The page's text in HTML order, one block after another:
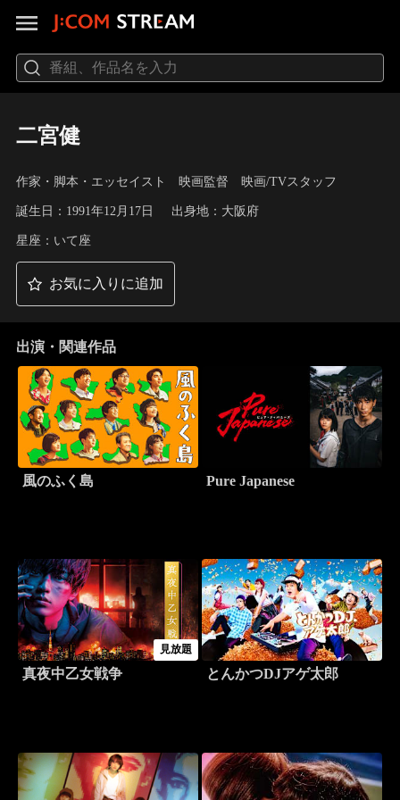
二宮健
作家・脚本・エッセイスト 映画監督 映画/TVスタッフ
誕生日：1991年12月17日 出身地：大阪府
星座：いて座
お気に入りに追加
出演・関連作品
風のふく島 Pure Japanese
見放題
真夜中乙女戦争 とんかつDJアゲ太郎